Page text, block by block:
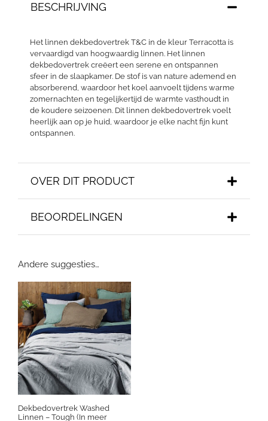
BESCHRIJVING
Het linnen dekbedovertrek T&C in de kleur Terracotta is
vervaardigd van hoogwaardig linnen. Het linnen
dekbedovertrek creëert een serene en ontspannen
sfeer in de slaapkamer. De stof is van nature ademend en
absorberend, waardoor het koel aanvoelt tijdens warme
zomernachten en tegelijkertijd de warmte vasthoudt in
de koudere seizoenen. Dit linnen dekbedovertrek voelt
heerlijk aan op je huid, waardoor je elke nacht fijn kunt
ontspannen.
OVER DIT PRODUCT
BEOORDELINGEN
Andere suggesties…
Dekbedovertrek Washed
Linnen – Tough (In meer